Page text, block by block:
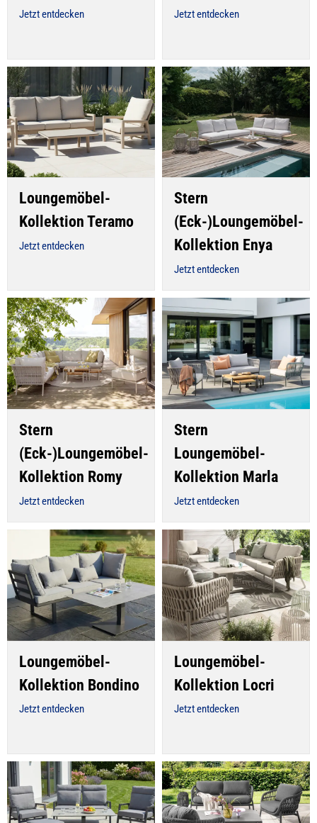
Jetzt entdecken Jetzt entdecken
Loungemöbel-
Kollektion Teramo
Jetzt entdecken
Stern
(Eck-)Loungemöbel-
Kollektion Enya
Jetzt entdecken
Stern
(Eck-)Loungemöbel-
Kollektion Romy
Jetzt entdecken
Stern
Loungemöbel-
Kollektion Marla
Jetzt entdecken
Loungemöbel-
Kollektion Bondino
Jetzt entdecken
Loungemöbel-
Kollektion Locri
Jetzt entdecken